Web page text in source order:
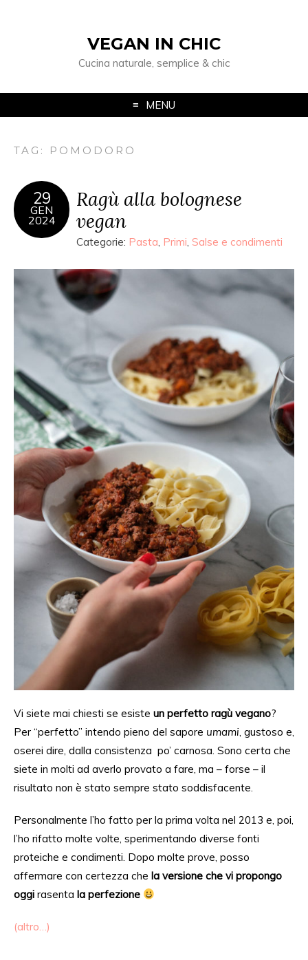
VEGAN IN CHIC
Cucina naturale, semplice & chic
MENU
TAG: POMODORO
29
GEN
2024
Ragù alla bolognese
vegan
Categorie: Pasta, Primi, Salse e condimenti
Vi siete mai chiesti se esiste un perfetto ragù vegano?
Per “perfetto” intendo pieno del sapore umami, gustoso e,
oserei dire, dalla consistenza po’ carnosa. Sono certa che
siete in molti ad averlo provato a fare, ma – forse – il
risultato non è stato sempre stato soddisfacente.
Personalmente l’ho fatto per la prima volta nel 2013 e, poi,
l’ho rifatto molte volte, sperimentando diverse fonti
proteiche e condimenti. Dopo molte prove, posso
affermare con certezza che la versione che vi propongo
oggi rasenta la perfezione
(altro…)